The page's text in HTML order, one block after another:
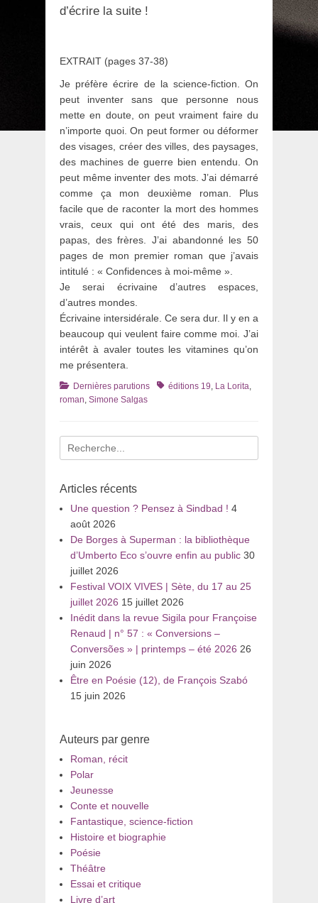
d’écrire la suite !
EXTRAIT (pages 37-38)
Je préfère écrire de la science-fiction. On
peut inventer sans que personne nous
mette en doute, on peut vraiment faire du
n’importe quoi. On peut former ou déformer
des visages, créer des villes, des paysages,
des machines de guerre bien entendu. On
peut même inventer des mots. J’ai démarré
comme ça mon deuxième roman. Plus
facile que de raconter la mort des hommes
vrais, ceux qui ont été des maris, des
papas, des frères. J’ai abandonné les 50
pages de mon premier roman que j’avais
intitulé : « Confidences à moi-même ».
Je serai écrivaine d’autres espaces,
d’autres mondes.
Écrivaine intersidérale. Ce sera dur. Il y en a
beaucoup qui veulent faire comme moi. J’ai
intérêt à avaler toutes les vitamines qu’on
me présentera.
Catégories
Dernières parutions Tagséditions 19 La Lorita
roman Simone Salgas
Recherche
pour
Articles récents
Une question ? Pensez à Sindbad ! 4
août 2026
De Borges à Superman : la bibliothèque
d’Umberto Eco s’ouvre enfin au public 30
juillet 2026
Festival VOIX VIVES | Sète, du 17 au 25
juillet 2026 15 juillet 2026
Inédit dans la revue Sigila pour Françoise
Renaud | n° 57 : « Conversions –
Conversões » | printemps – été 2026 26
juin 2026
Être en Poésie (12), de François Szabó
15 juin 2026
Auteurs par genre
Roman, récit
Polar
Jeunesse
Conte et nouvelle
Fantastique, science-fiction
Histoire et biographie
Poésie
Théâtre
Essai et critique
Livre d’art